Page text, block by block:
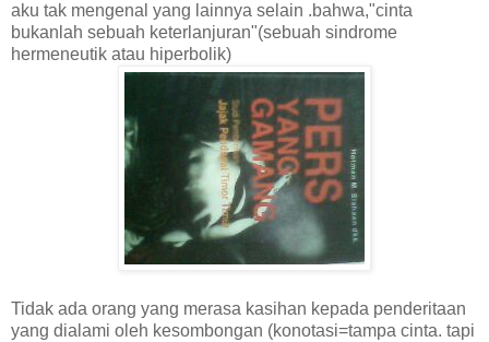
aku tak mengenal yang lainnya selain .bahwa,"cinta
bukanlah sebuah keterlanjuran"(sebuah sindrome
hermeneutik atau hiperbolik)
Tidak ada orang yang merasa kasihan kepada penderitaan
yang dialami oleh kesombongan (konotasi=tampa cinta. tapi